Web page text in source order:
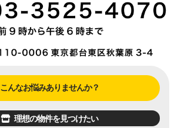
こんなお悩みありませんか？
理想の物件を見つけたい